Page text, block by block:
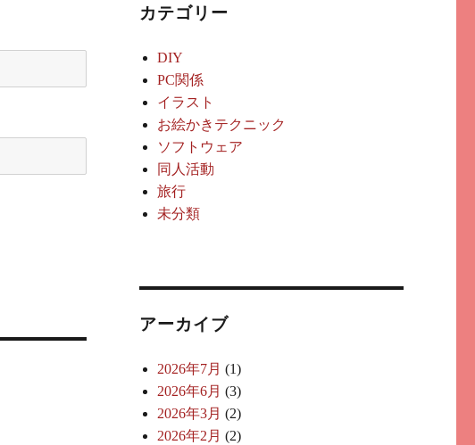
カテゴリー
DIY
PC関係
イラスト
お絵かきテクニック
ソフトウェア
同人活動
旅行
未分類
アーカイブ
2026年7月 (1)
2026年6月 (3)
2026年3月 (2)
2026年2月 (2)